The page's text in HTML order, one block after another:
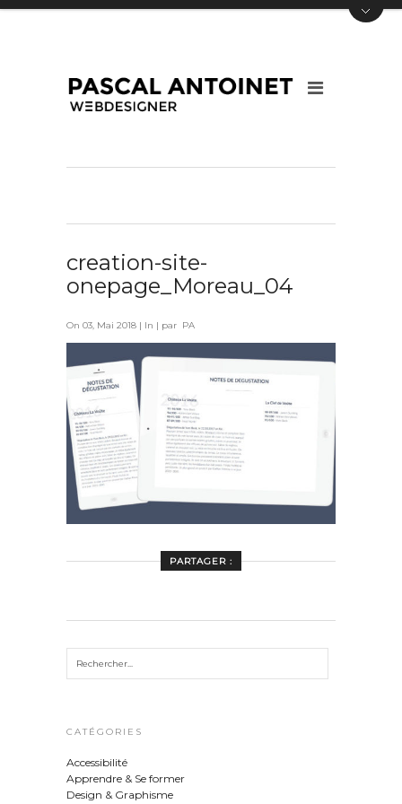
creation-site-
onepage_Moreau_04
On 03, Mai 2018 | In | par PA
PARTAGER :
CATÉGORIES
Accessibilité
Apprendre & Se former
Design & Graphisme